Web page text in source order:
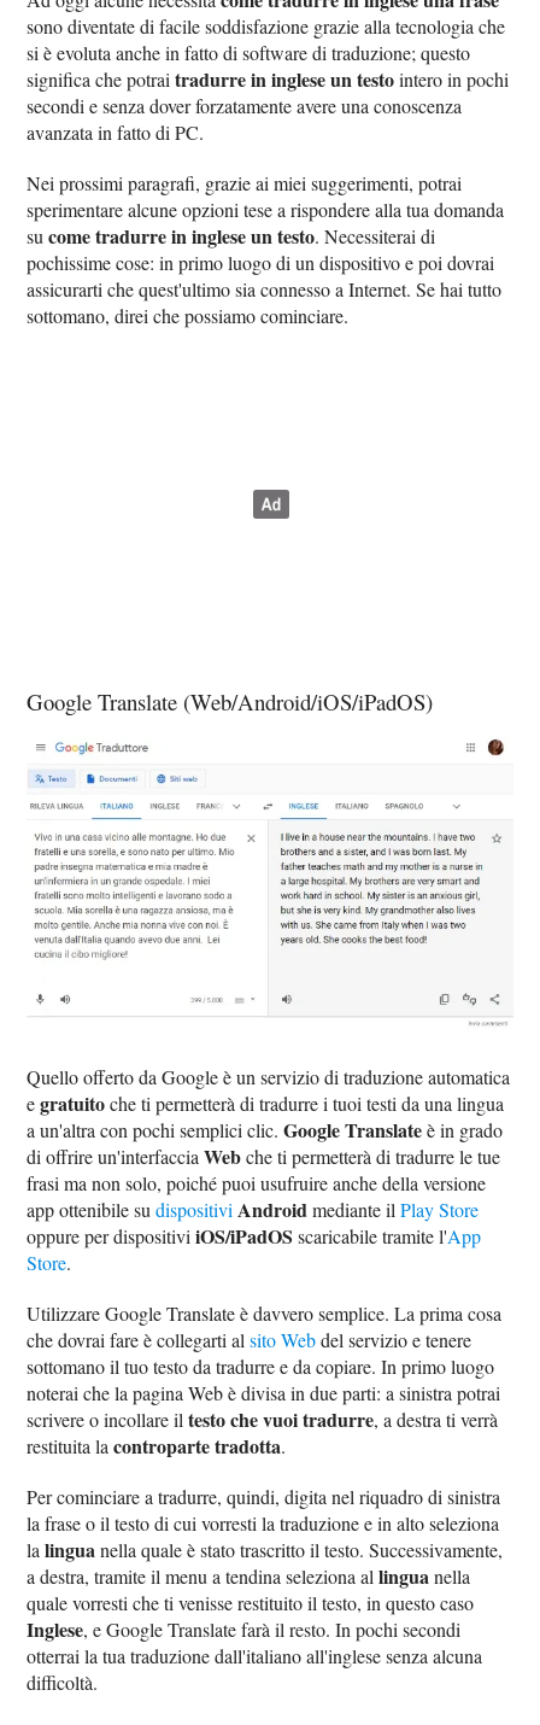
sono diventate di facile soddisfazione grazie alla tecnologia che
si è evoluta anche in fatto di software di traduzione; questo
significa che potraitradurre in inglese un testointero in pochi
secondi e senza dover forzatamente avere una conoscenza
avanzata in fatto di PC.
Nei prossimi paragrafi, grazie ai miei suggerimenti, potrai
sperimentare alcune opzioni tese a rispondere alla tua domanda
sucome tradurre in inglese un testo. Necessiterai di
pochissime cose: in primo luogo di un dispositivo e poi dovrai
assicurarti che quest'ultimo sia connesso a Internet. Se hai tutto
sottomano, direi che possiamo cominciare.
Google Translate (Web/Android/iOS/iPadOS)
Quello offerto da Google è un servizio di traduzione automatica
egratuitoche ti permetterà di tradurre i tuoi testi da una lingua
a un'altra con pochi semplici clic.Google Translateè in grado
di offrire un'interfacciaWebche ti permetterà di tradurre le tue
frasi ma non solo, poiché puoi usufruire anche della versione
app ottenibile sudispositivi Androidmediante ilPlay Store
oppure per dispositiviiOS/iPadOS scaricabile tramite l'App
Store.
Utilizzare Google Translate è davvero semplice. La prima cosa
che dovrai fare è collegarti alsito Webdel servizio e tenere
sottomano il tuo testo da tradurre e da copiare. In primo luogo
noterai che la pagina Web è divisa in due parti: a sinistra potrai
scrivere o incollare iltesto che vuoi tradurre, a destra ti verrà
restituita lacontroparte tradotta.
Per cominciare a tradurre, quindi, digita nel riquadro di sinistra
la frase o il testo di cui vorresti la traduzione e in alto seleziona
lalinguanella quale è stato trascritto il testo. Successivamente,
a destra, tramite il menu a tendina seleziona allinguanella
quale vorresti che ti venisse restituito il testo, in questo caso
Inglese, e Google Translate farà il resto. In pochi secondi
otterrai la tua traduzione dall'italiano all'inglese senza alcuna
difficoltà.